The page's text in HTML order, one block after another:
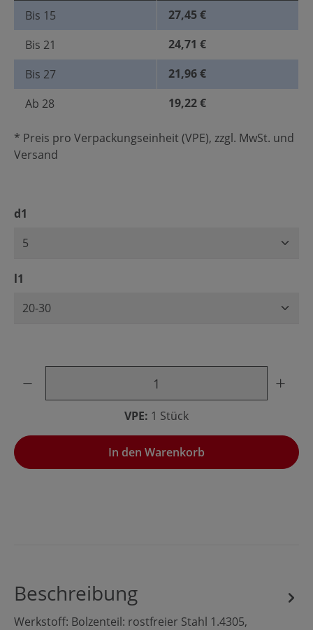
Bis 15
27,45 €
Bis 21
24,71 €
Bis 27
21,96 €
Ab 28 19,22 €
* Preis pro Verpackungseinheit (VPE), zzgl. MwSt. und
Versand
d1
l1
VPE: 1 Stück
In den Warenkorb
Beschreibung
Werkstoff: Bolzenteil: rostfreier Stahl 1.4305,